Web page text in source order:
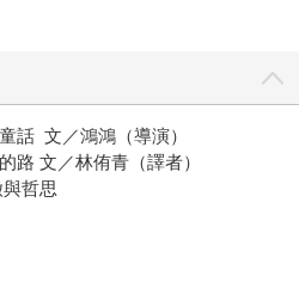
話 文／鴻鴻（導演）
路 文／林侑青（譯者）
哲思